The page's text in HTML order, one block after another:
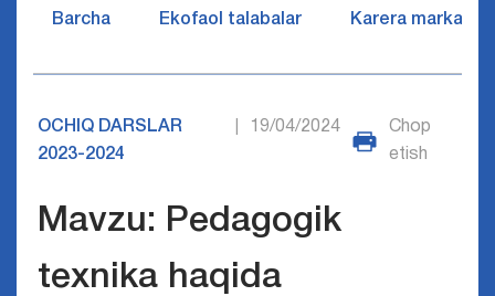
Barcha Ekofaol talabalar Karera markazi
OCHIQ DARSLAR
2023-2024
19/04/2024
Chop
etish
Mavzu: Pedagogik
texnika haqida